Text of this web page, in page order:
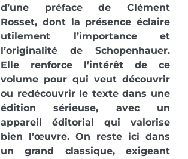
d’une préface de Clément
Rosset, dont la présence éclaire
utilement l’importance et
l’originalité de Schopenhauer.
Elle renforce l’intérêt de ce
volume pour qui veut découvrir
ou redécouvrir le texte dans une
édition sérieuse, avec un
appareil éditorial qui valorise
bien l’œuvre. On reste ici dans
un grand classique, exigeant